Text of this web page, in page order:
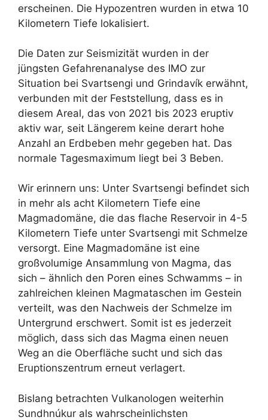
erscheinen. Die Hypozentren wurden in etwa 10
Kilometern Tiefe lokalisiert.
Die Daten zur Seismizität wurden in der
jüngsten Gefahrenanalyse des IMO zur
Situation bei Svartsengi und Grindavík erwähnt,
verbunden mit der Feststellung, dass es in
diesem Areal, das von 2021 bis 2023 eruptiv
aktiv war, seit Längerem keine derart hohe
Anzahl an Erdbeben mehr gegeben hat. Das
normale Tagesmaximum liegt bei 3 Beben.
Wir erinnern uns: Unter Svartsengi befindet sich
in mehr als acht Kilometern Tiefe eine
Magmadomäne, die das flache Reservoir in 4-5
Kilometern Tiefe unter Svartsengi mit Schmelze
versorgt. Eine Magmadomäne ist eine
großvolumige Ansammlung von Magma, das
sich – ähnlich den Poren eines Schwamms – in
zahlreichen kleinen Magmataschen im Gestein
verteilt, was den Nachweis der Schmelze im
Untergrund erschwert. Somit ist es jederzeit
möglich, dass sich das Magma einen neuen
Weg an die Oberfläche sucht und sich das
Eruptionszentrum erneut verlagert.
Bislang betrachten Vulkanologen weiterhin
Sundhnúkur als wahrscheinlichsten